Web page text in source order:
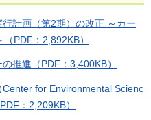
計画（第2期）の改正 ～カー
PDF：2,892KB）
推進（PDF：3,400KB）
for Environmental Scienc
：2,209KB）